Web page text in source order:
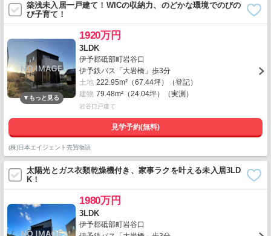
築浅未入居一戸建て！WICの収納力、のどかな環境でのびの
び子育て！
1920万円
3LDK
伊予郡砥部町岩谷口
伊予鉄バス「大岩橋」歩3分
土地 222.95m²（67.44坪）（登記）
建物 79.48m²（24.04坪）（実測）
岩谷口戸建て
見学予約(無料)
(株)日本エイジェント売買物語
太陽光とガス衣類乾燥機付き、家事ラクを叶える未入居3LD
K！
1980万円
3LDK
伊予郡砥部町岩谷口